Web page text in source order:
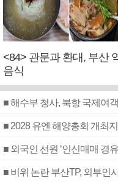
<84> 관문과 환대, 부산
음식
■ 해수부 청사, 북항 국제여
■ 2028 유엔 해양총회 개최
■ 외국인 선원 ‘인신매매 경
■ 비위 논란 부산TP, 외부인